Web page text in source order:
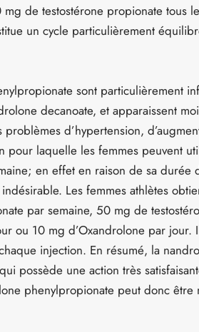
de testostérone propionate tous
un cycle particulièrement
sont particulièrement
decanoate, et apparaissent
d’hypertension,
pour laquelle les femmes peuvent
en effet en raison de sa durée
indésirable. Les femmes athlètes
par semaine, 50 mg de
ou 10 mg d’Oxandrolone par jour.
injection. En résumé, la
possède une action très
phenylpropionate peut donc